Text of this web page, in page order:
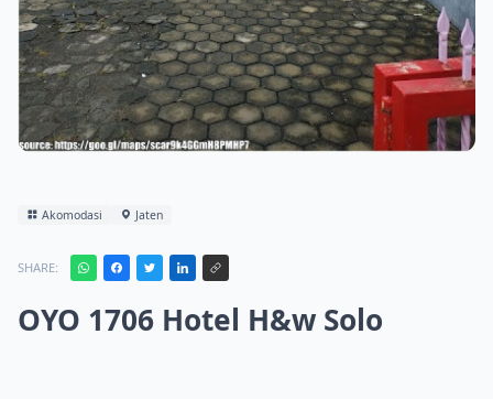
Akomodasi Jaten
SHARE:
OYO 1706 Hotel H&w Solo